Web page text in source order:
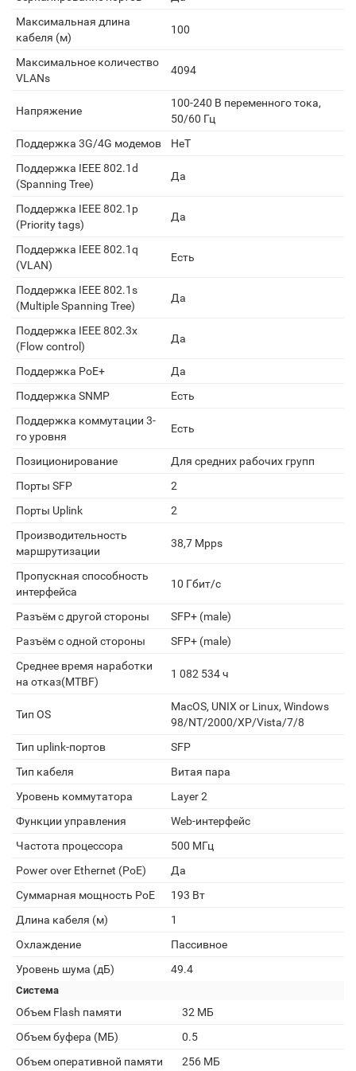
Максимальная длина
кабеля (м)
100
Максимальное количество
VLANs
4094
Напряжение
100-240 В переменного тока,
50/60 Гц
Поддержка 3G/4G модемов
НеТ
Поддержка IEEE 802.1d
(Spanning Tree)
Да
Поддержка IEEE 802.1p
(Priority tags)
Да
Поддержка IEEE 802.1q
(VLAN)
Есть
Поддержка IEEE 802.1s
(Multiple Spanning Tree)
Да
Поддержка IEEE 802.3x
(Flow control)
Да
Поддержка PoE+
Да
Поддержка SNMP
Есть
Поддержка коммутации 3-
го уровня
Есть
Позиционирование
Для средних рабочих групп
Порты SFP
2
Порты Uplink
2
Производительность
маршрутизации
38,7 Mpps
Пропускная способность
интерфейса
10 Гбит/с
Разъём с другой стороны
SFP+ (male)
Разъём с одной стороны
SFP+ (male)
Среднее время наработки
на отказ(MTBF)
1 082 534 ч
Тип OS
MacOS, UNIX or Linux, Windows
98/NT/2000/XP/Vista/7/8
Тип uplink-портов
SFP
Тип кабеля
Витая пара
Уровень коммутатора
Layer 2
Функции управления
Web-интерфейс
Частота процессора
500 МГц
Power over Ethernet (PoE)
Да
Суммарная мощность PoE
193 Вт
Длина кабеля (м)
1
Охлаждение
Пассивное
Уровень шума (дБ)
49.4
Система
Объем Flash памяти
32 МБ
Объем буфера (МБ)
0.5
Объем оперативной памяти
256 МБ